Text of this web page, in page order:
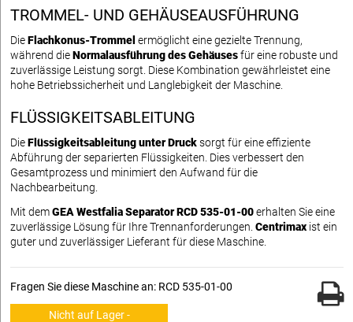
TROMMEL- UND GEHÄUSEAUSFÜHRUNG
DieFlachkonus-Trommel ermöglicht eine gezielte Trennung,
während dieNormalausführung des Gehäusesfür eine robuste und
zuverlässige Leistung sorgt. Diese Kombination gewährleistet eine
hohe Betriebssicherheit und Langlebigkeit der Maschine.
FLÜSSIGKEITSABLEITUNG
DieFlüssigkeitsableitung unter Drucksorgt für eine effiziente
Abführung der separierten Flüssigkeiten. Dies verbessert den
Gesamtprozess und minimiert den Aufwand für die
Nachbearbeitung.
Mit demGEA Westfalia Separator RCD 535-01-00erhalten Sie eine
zuverlässige Lösung für Ihre Trennanforderungen. Centrimax ist ein
guter und zuverlässiger Lieferant für diese Maschine.
Fragen Sie diese Maschine an: RCD 535-01-00
Nicht auf Lager -